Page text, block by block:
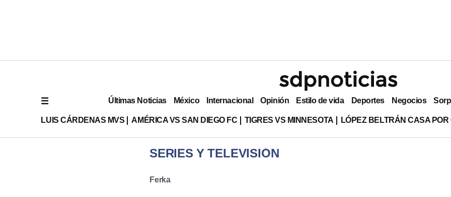
Últimas Noticias México Internacional Opinión Estilo de vida Deportes Negocios
LUIS CÁRDENAS MVS AMÉRICA VS SAN DIEGO FC TIGRES VS MINNESOTA LÓPEZ BELTRÁN CASA POR
SERIES Y TELEVISIÓN
Ferka